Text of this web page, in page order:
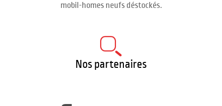
mobil-homes neufs déstockés.
Nos partenaires